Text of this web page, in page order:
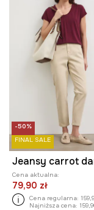
-50%
FINAL SALE
Jeansy carrot
Cena aktualna:
79,90 zł
Cena regularna:
Najniższa cena: